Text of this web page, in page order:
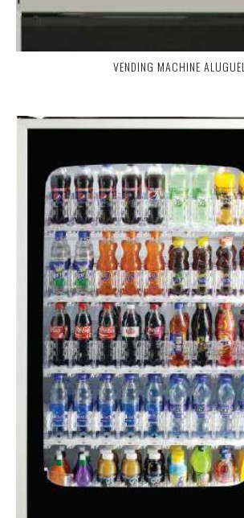
VENDING MACHINE ALUGUEL